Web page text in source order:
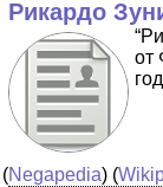
Рикардо
от
(Negapedia) (